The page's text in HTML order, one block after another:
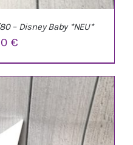
– Disney Baby *NEU*
€